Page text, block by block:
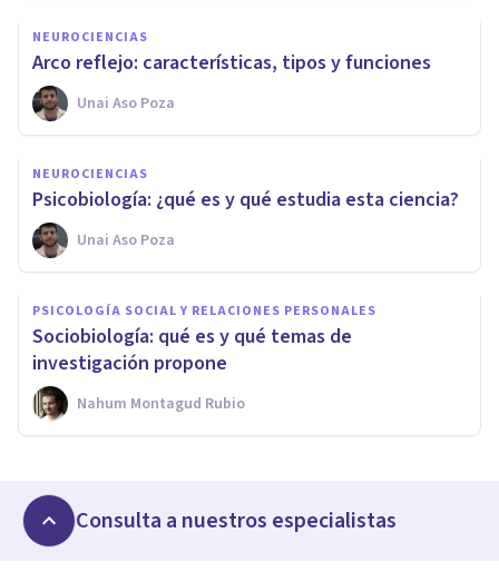
NEUROCIENCIAS
Arco reflejo: características, tipos y funciones
Unai Aso Poza
NEUROCIENCIAS
Psicobiología: ¿qué es y qué estudia esta ciencia?
Unai Aso Poza
PSICOLOGÍA SOCIAL Y RELACIONES PERSONALES
Sociobiología: qué es y qué temas de
investigación propone
Nahum Montagud Rubio
Consulta a nuestros especialistas